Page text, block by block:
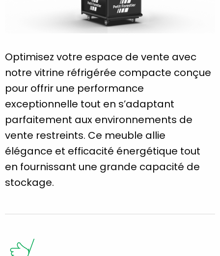
Optimisez votre espace de vente avec
notre vitrine réfrigérée compacte conçue
pour offrir une performance
exceptionnelle tout en s’adaptant
parfaitement aux environnements de
vente restreints. Ce meuble allie
élégance et efficacité énergétique tout
en fournissant une grande capacité de
stockage.